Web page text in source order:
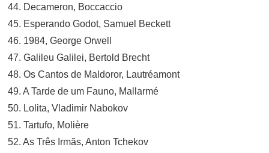
44. Decameron, Boccaccio
45. Esperando Godot, Samuel Beckett
46. 1984, George Orwell
47. Galileu Galilei, Bertold Brecht
48. Os Cantos de Maldoror, Lautréamont
49. A Tarde de um Fauno, Mallarmé
50. Lolita, Vladimir Nabokov
51. Tartufo, Molière
52. As Três Irmãs, Anton Tchekov